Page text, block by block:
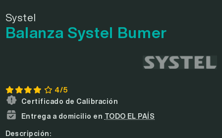
Systel
Balanza Systel Bumer
4/5
Certificado de Calibración
Entrega a domicilio en TODO EL PAÍS
Descripción: